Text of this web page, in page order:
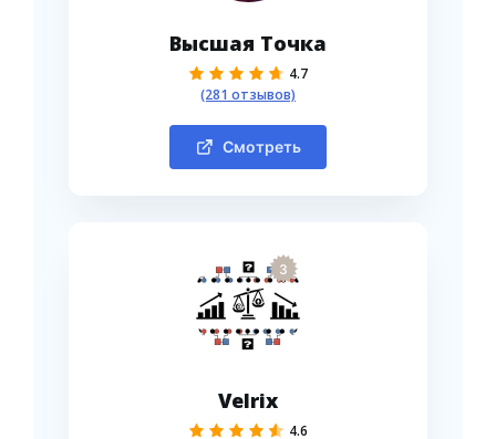
Высшая Точка
4.7
(281 отзывов)
Смотреть
3
Velrix
4.6